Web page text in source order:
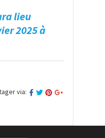
lieu
2025 à
via: